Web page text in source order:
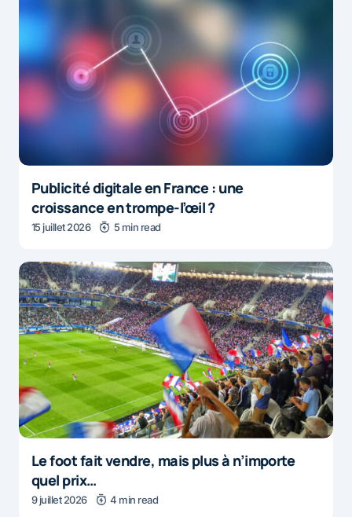
Publicité digitale en France : une
croissance en trompe-l’œil ?
15 juillet 2026 5 min read
Le foot fait vendre, mais plus à n’importe
quel prix…
9 juillet 2026 4 min read